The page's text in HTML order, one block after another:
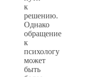
к
решению.
Однако
обращение
к
психологу
может
быть